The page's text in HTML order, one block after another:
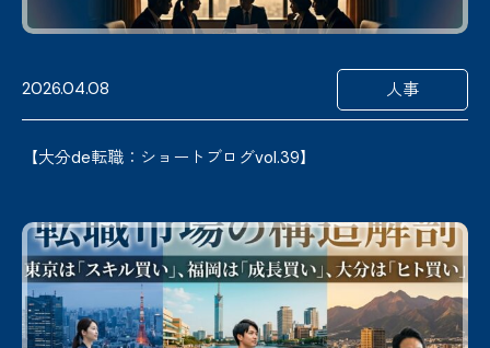
2026.04.08 人事
【大分de転職：ショートブログvol.39】